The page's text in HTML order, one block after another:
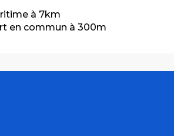
à 7km
en commun à 300m